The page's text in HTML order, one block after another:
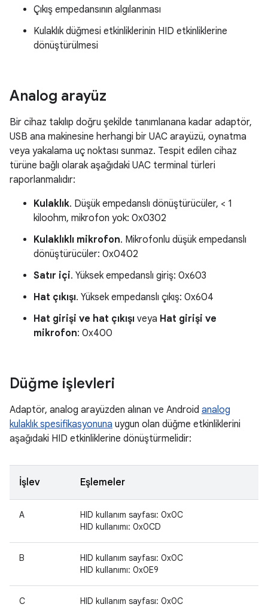
Çıkış empedansının algılanması
Kulaklık düğmesi etkinliklerinin HID etkinliklerine
dönüştürülmesi
Analog arayüz
Bir cihaz takılıp doğru şekilde tanımlanana kadar adaptör,
USB ana makinesine herhangi bir UAC arayüzü, oynatma
veya yakalama uç noktası sunmaz. Tespit edilen cihaz
türüne bağlı olarak aşağıdaki UAC terminal türleri
raporlanmalıdır:
Kulaklık. Düşük empedanslı dönüştürücüler, < 1
kiloohm, mikrofon yok: 0x0302
Kulaklıklı mikrofon. Mikrofonlu düşük empedanslı
dönüştürücüler: 0x0402
Satır içi. Yüksek empedanslı giriş: 0x603
Hat çıkışı. Yüksek empedanslı çıkış: 0x604
Hat girişi ve hat çıkışı veya Hat girişi ve
mikrofon: 0x400
Düğme işlevleri
Adaptör, analog arayüzden alınan ve Android analog
kulaklık spesifikasyonuna uygun olan düğme etkinliklerini
aşağıdaki HID etkinliklerine dönüştürmelidir:
İşlev Eşlemeler
A
HID kullanım sayfası: 0x0C
HID kullanımı: 0x0CD
B
HID kullanım sayfası: 0x0C
HID kullanımı: 0x0E9
C
HID kullanım sayfası: 0x0C